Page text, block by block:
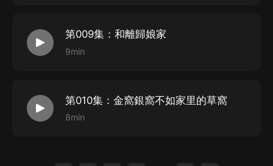
第009集：和離歸娘家
9min
第010集：金窩銀窩不如家里的草窩
8min